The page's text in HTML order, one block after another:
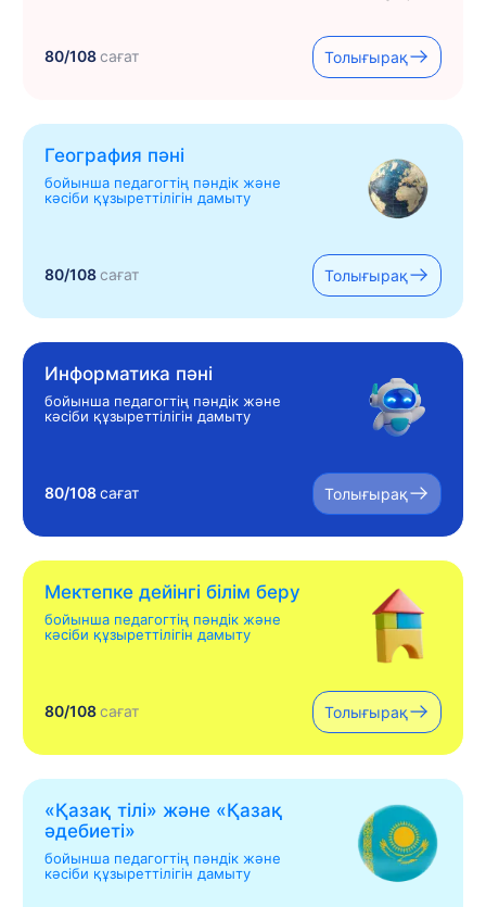
80/108сағат Толығырақ
География пәні
бойынша педагогтің пәндік және
кәсіби құзыреттілігін дамыту
80/108сағат Толығырақ
Информатика пәні
бойынша педагогтің пәндік және
кәсіби құзыреттілігін дамыту
80/108сағат Толығырақ
Мектепке дейінгі білім беру
бойынша педагогтің пәндік және
кәсіби құзыреттілігін дамыту
80/108сағат Толығырақ
«Қазақ тілі» жəне «Қазақ
əдебиеті»
бойынша педагогтің пәндік және
кәсіби құзыреттілігін дамыту